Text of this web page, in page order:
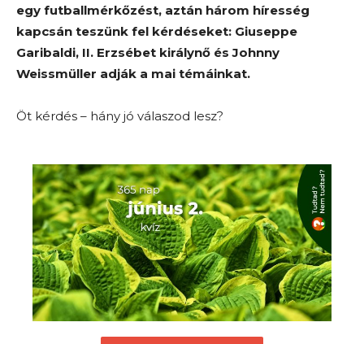
egy futballmérkőzést, aztán három híresség
kapcsán teszünk fel kérdéseket: Giuseppe
Garibaldi, II. Erzsébet királynő és Johnny
Weissmüller adják a mai témáinkat.
Öt kérdés – hány jó válaszod lesz?